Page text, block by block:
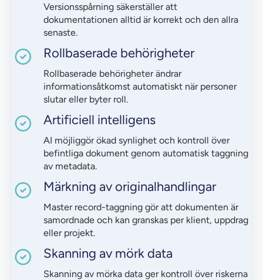
Versionsspårning säkerställer att
dokumentationen alltid är korrekt och den allra
senaste.
Rollbaserade behörigheter
Rollbaserade behörigheter ändrar
informationsåtkomst automatiskt när personer
slutar eller byter roll.
Artificiell intelligens
AI möjliggör ökad synlighet och kontroll över
befintliga dokument genom automatisk taggning
av metadata.
Märkning av originalhandlingar
Master record-taggning gör att dokumenten är
samordnade och kan granskas per klient, uppdrag
eller projekt.
Skanning av mörk data
Skanning av mörka data ger kontroll över riskerna